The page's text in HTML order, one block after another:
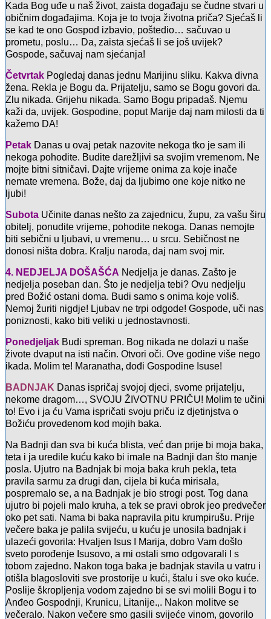
Kada Bog uđe u naš život, zaista događaju se čudne stvari u
običnim događajima. Koja je to tvoja životna priča? Sjećaš li
se kad te ono Gospod izbavio, poštedio… sačuvao u
prometu, poslu… Da, zaista sjećaš li se još uvijek?
Gospode, sačuvaj nam sjećanja!
Četvrtak Pogledaj danas jednu Marijinu sliku. Kakva divna
žena. Rekla je Bogu da. Prijatelju, samo se Bogu govori da.
Zlu nikada. Grijehu nikada. Samo Bogu pripadaš. Njemu
kaži da, uvijek. Gospodine, poput Marije daj nam milosti da ti
kažemo DA!
Petak Danas u ovaj petak nazovite nekoga tko je sam ili
nekoga pohodite. Budite darežljivi sa svojim vremenom. Ne
mojte bitni sitničavi. Dajte vrijeme onima za koje inače
nemate vremena. Bože, daj da ljubimo one koje nitko ne
ljubi!
Subota Učinite danas nešto za zajednicu, župu, za vašu širu
obitelj, ponudite vrijeme, pohodite nekoga. Danas nemojte
biti sebični u ljubavi, u vremenu… u srcu. Sebičnost ne
donosi ništa dobra. Kralju naroda, daj nam svoj mir.
4. NEDJELJA DOŠAŠĆA Nedjelja je danas. Zašto je
nedjelja poseban dan. Što je nedjelja tebi? Ovu nedjelju
pred Božić ostani doma. Budi samo s onima koje voliš.
Nemoj žuriti nigdje! Ljubav ne trpi odgode! Gospode, uči nas
poniznosti, kako biti veliki u jednostavnosti.
Ponedjeljak Budi spreman. Bog nikada ne dolazi u naše
živote dvaput na isti način. Otvori oči. Ove godine više nego
ikada. Molim te! Maranatha, dođi Gospodine Isuse!
BADNJAK Danas ispričaj svojoj djeci, svome prijatelju,
nekome dragom…, SVOJU ŽIVOTNU PRIČU! Molim te učini
to! Evo i ja ću Vama ispričati svoju priču iz djetinjstva o
Božiću provedenom kod mojih baka.
Na Badnji dan sva bi kuća blista, već dan prije bi moja baka,
teta i ja uredile kuću kako bi imale na Badnji dan što manje
posla. Ujutro na Badnjak bi moja baka kruh pekla, teta
pravila sarmu za drugi dan, cijela bi kuća mirisala,
pospremalo se, a na Badnjak je bio strogi post. Tog dana
ujutro bi pojeli malo kruha, a tek se pravi obrok jeo predvečer
oko pet sati. Nama bi baka napravila pitu krumpirušu. Prije
večere baka je palila svijeću, u kuću je unosila badnjak i
ulazeći govorila: Hvaljen Isus I Marija, dobro Vam došlo
sveto porođenje Isusovo, a mi ostali smo odgovarali I s
tobom zajedno. Nakon toga baka je badnjak stavila u vatru i
otišla blagosloviti sve prostorije u kući, štalu i sve oko kuće.
Poslije škropljenja vodom zajedno bi se svi molili Bogu i to
Anđeo Gospodnji, Krunicu, Litanije.,. Nakon molitve se
večeralo. Nakon večere smo gasili svijeće vinom, govorilo